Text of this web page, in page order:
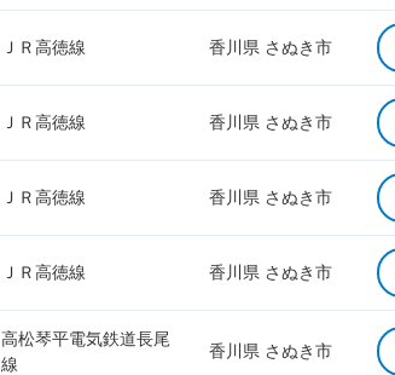
ＪＲ高徳線 香川県 さぬき市
ＪＲ高徳線 香川県 さぬき市
ＪＲ高徳線 香川県 さぬき市
ＪＲ高徳線 香川県 さぬき市
高松琴平電気鉄道長尾
線
香川県 さぬき市